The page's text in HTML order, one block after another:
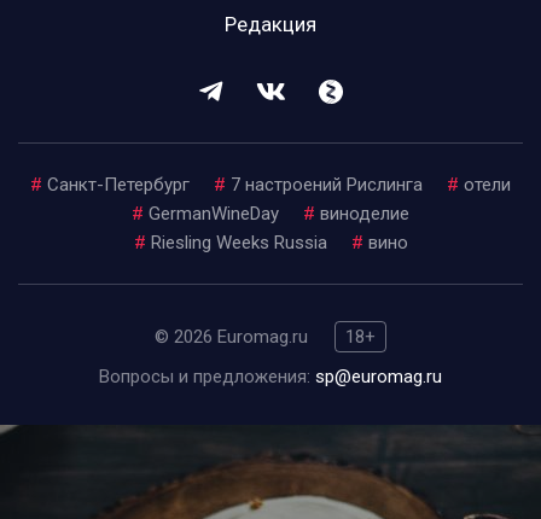
Редакция
# Санкт-Петербург # 7 настроений Рислинга # отели
# GermanWineDay # виноделие
# Riesling Weeks Russia # вино
© 2026 Euromag.ru
18+
Вопросы и предложения: sp@euromag.ru